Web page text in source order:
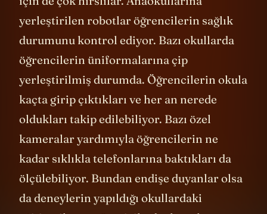
yerleştirilen robotlar öğrencilerin sağlık
durumunu kontrol ediyor. Bazı okullarda
öğrencilerin üniformalarına çip
yerleştirilmiş durumda. Öğrencilerin okula
kaçta girip çıktıkları ve her an nerede
oldukları takip edilebiliyor. Bazı özel
kameralar yardımıyla öğrencilerin ne
kadar sıklıkla telefonlarına baktıkları da
ölçülebiliyor. Bundan endişe duyanlar olsa
da deneylerin yapıldığı okullardaki